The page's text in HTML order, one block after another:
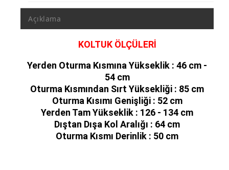
Açıklama
KOLTUK ÖLÇÜLERİ
Yerden Oturma Kısmına Yükseklik : 46 cm -
54 cm
Oturma Kısmından Sırt Yüksekliği : 85 cm
Oturma Kısımı Genişliği : 52 cm
Yerden Tam Yükseklik : 126 - 134 cm
Dıştan Dışa Kol Aralığı : 64 cm
Oturma Kısmı Derinlik : 50 cm